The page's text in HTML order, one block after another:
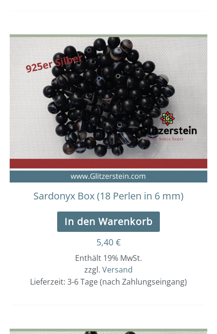
Sardonyx Box (18 Perlen in 6 mm)
In den Warenkorb
5,40 €
Enthält 19% MwSt.
zzgl. Versand
Lieferzeit: 3-6 Tage (nach Zahlungseingang)